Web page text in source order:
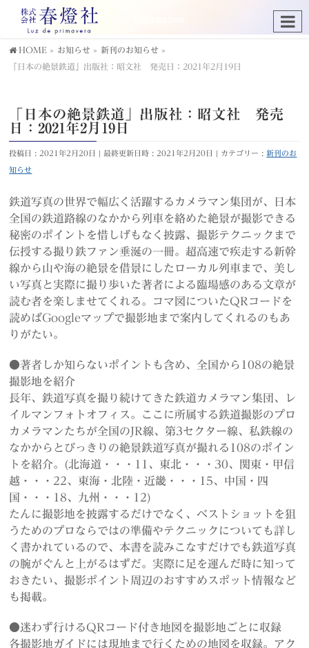
HOME » お知らせ » 新刊のお知らせ »
「日本の絶景鉄道」出版社：昭文社 発売日：2021年2月19日
「日本の絶景鉄道」出版社：昭文社 発売
日：2021年2月19日
投稿日 : 2021年2月20日 最終更新日時 : 2021年2月20日 カテゴリー :新刊のお
知らせ
鉄道写真の世界で幅広く活躍するカメラマン集団が、日本
全国の鉄道路線のなかから列車を絡めた絶景が撮影できる
秘密のポイントを惜しげもなく披露、撮影テクニックまで
伝授する撮り鉄ファン垂涎の一冊。超高速で疾走する新幹
線から山や海の絶景を借景にしたローカル列車まで、美し
い写真と実際に撮り歩いた著者による臨場感のある文章が
読む者を楽しませてくれる。コマ図についたQRコードを
読めばGoogleマップで撮影地まで案内してくれるのもあ
りがたい。
●著者しか知らないポイントも含め、全国から108の絶景
撮影地を紹介
長年、鉄道写真を撮り続けてきた鉄道カメラマン集団、レ
イルマンフォトオフィス。ここに所属する鉄道撮影のプロ
カメラマンたちが全国のJR線、第3セクター線、私鉄線の
なかからとびっきりの絶景鉄道写真が撮れる108のポイン
トを紹介。(北海道・・・11、東北・・・30、関東・甲信
越・・・22、東海・北陸・近畿・・・15、中国・四
国・・・18、九州・・・12)
たんに撮影地を披露するだけでなく、ベストショットを狙
うためのプロならではの準備やテクニックについても詳し
く書かれているので、本書を読みこなすだけでも鉄道写真
の腕がぐんと上がるはずだ。実際に足を運んだ時に知って
おきたい、撮影ポイント周辺のおすすめスポット情報など
も掲載。
●迷わず行けるQRコード付き地図を撮影地ごとに収録
各撮影地ガイドには現地まで行くための地図を収録。アク